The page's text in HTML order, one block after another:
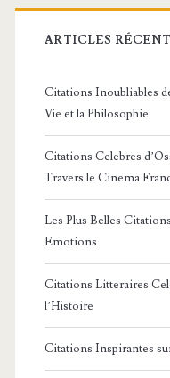
ARTICLES
Citations Inoubliables
Vie et la Philosophie
Citations Celebres
Travers le Cinema
Les Plus Belles
Emotions
Citations Litteraires
l’Histoire
Citations Inspirantes